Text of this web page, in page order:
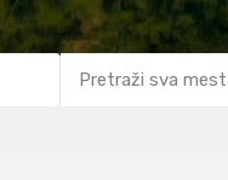
Pretraži sva